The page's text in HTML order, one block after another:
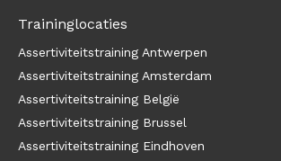
Traininglocaties
Assertiviteitstraining Antwerpen
Assertiviteitstraining Amsterdam
Assertiviteitstraining België
Assertiviteitstraining Brussel
Assertiviteitstraining Eindhoven